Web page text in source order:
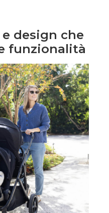
design che
funzionalità